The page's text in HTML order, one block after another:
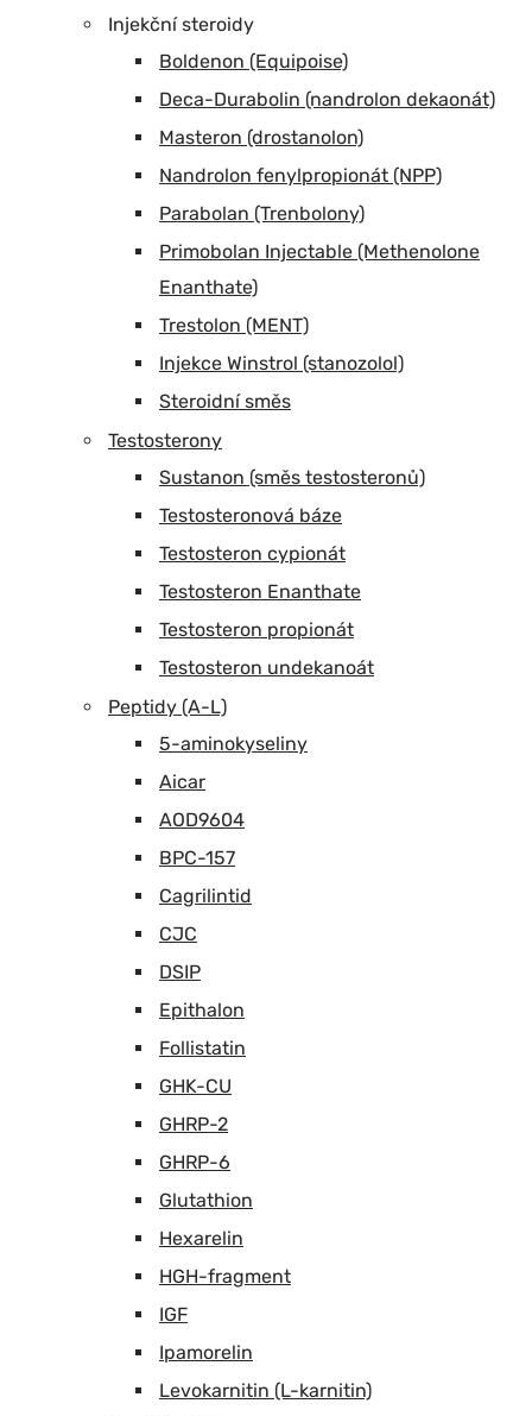
Injekční steroidy
Boldenon (Equipoise)
Deca-Durabolin (nandrolon dekaonát)
Masteron (drostanolon)
Nandrolon fenylpropionát (NPP)
Parabolan (Trenbolony)
Primobolan Injectable (Methenolone
Enanthate)
Trestolon (MENT)
Injekce Winstrol (stanozolol)
Steroidní směs
Testosterony
Sustanon (směs testosteronů)
Testosteronová báze
Testosteron cypionát
Testosteron Enanthate
Testosteron propionát
Testosteron undekanoát
Peptidy (A-L)
5-aminokyseliny
Aicar
AOD9604
BPC-157
Cagrilintid
CJC
DSIP
Epithalon
Follistatin
GHK-CU
GHRP-2
GHRP-6
Glutathion
Hexarelin
HGH-fragment
IGF
Ipamorelin
Levokarnitin (L-karnitin)